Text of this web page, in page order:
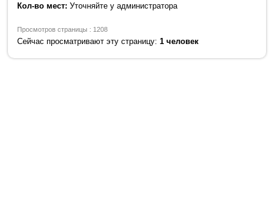
Кол-во мест: Уточняйте у администратора
Просмотров страницы : 1208
Сейчас просматривают эту страницу:1 человек